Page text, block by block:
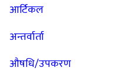
आर्टिकल
अन्तर्वार्ता
औषधि/उपकरण